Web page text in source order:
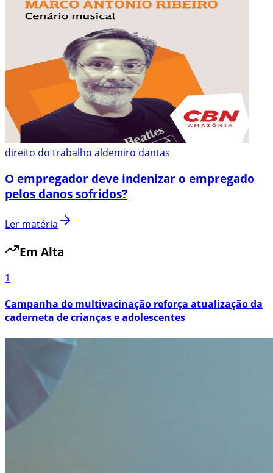
direito do trabalho aldemiro dantas
O empregador deve indenizar o empregado
pelos danos sofridos?
Ler matéria
Em Alta
1
Campanha de multivacinação reforça atualização da
caderneta de crianças e adolescentes